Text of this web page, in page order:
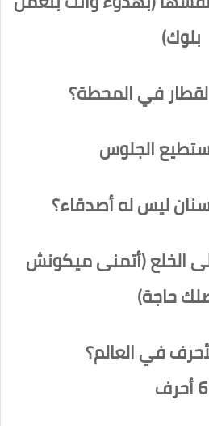
بلوك)
في المحطة؟
الجلوس
ليس له أصدقاء؟
الخلع (أتمنى ميكونش
حاجة)
في العالم؟
6 أحرف